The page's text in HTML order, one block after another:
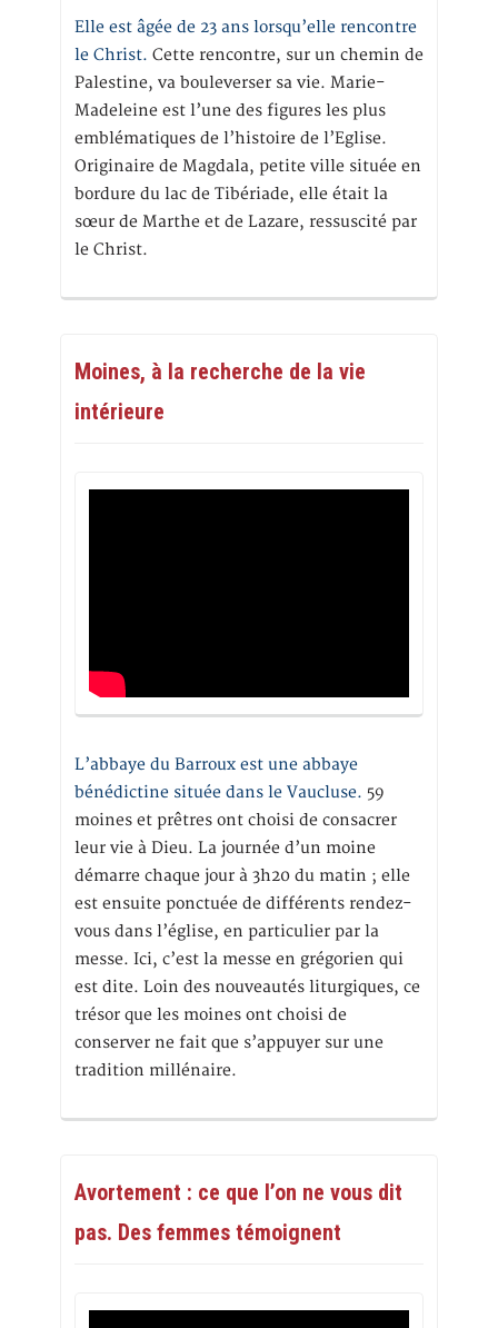
Elle est âgée de 23 ans lorsqu’elle rencontre
le Christ. Cette rencontre, sur un chemin de
Palestine, va bouleverser sa vie. Marie-
Madeleine est l’une des figures les plus
emblématiques de l’histoire de l’Eglise.
Originaire de Magdala, petite ville située en
bordure du lac de Tibériade, elle était la
sœur de Marthe et de Lazare, ressuscité par
le Christ.
Moines, à la recherche de la vie
intérieure
L’abbaye du Barroux est une abbaye
bénédictine située dans le Vaucluse. 59
moines et prêtres ont choisi de consacrer
leur vie à Dieu. La journée d’un moine
démarre chaque jour à 3h20 du matin ; elle
est ensuite ponctuée de différents rendez-
vous dans l’église, en particulier par la
messe. Ici, c’est la messe en grégorien qui
est dite. Loin des nouveautés liturgiques, ce
trésor que les moines ont choisi de
conserver ne fait que s’appuyer sur une
tradition millénaire.
Avortement : ce que l’on ne vous dit
pas. Des femmes témoignent